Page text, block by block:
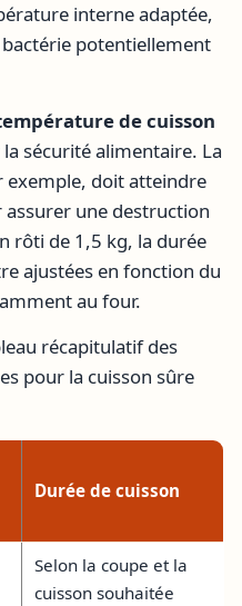
interne adaptée,
potentiellement
de cuisson
sécurité alimentaire. La
doit atteindre
une destruction
rôti de 1,5 kg, la durée
ajustées en fonction du
au four.
récapitulatif des
pour la cuisson sûre
Durée de cuisson
Selon la coupe et la
cuisson souhaitée